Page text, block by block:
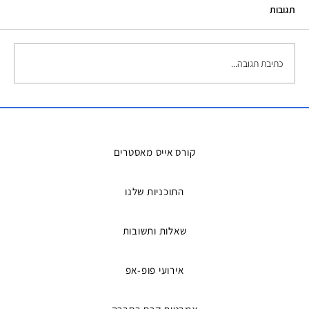
תגובות
כתיבת תגובה...
קורס אייס מאסטרים
התוכניות שלנו
שאלות ותשובות
אירועי פופ-אפ